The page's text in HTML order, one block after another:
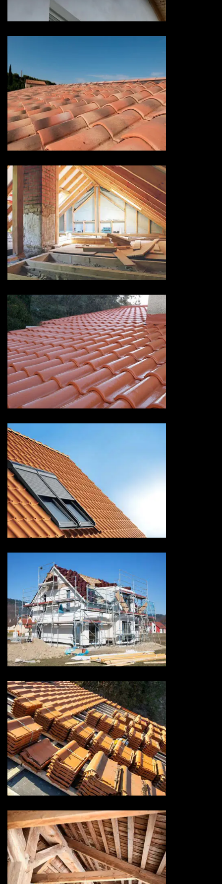
Devis hydrofuge toiture 73
Savoie
Isolation de toiture 73 Savoie
Devis peinture sur tuiles 73
Savoie
Pose de velux 73 Savoie
Ravalement de façade 73
Savoie
Rénovation de toiture 73
Savoie